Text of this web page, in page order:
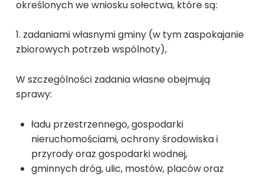
określonych we wniosku sołectwa, które są:
1. zadaniami własnymi gminy (w tym zaspokajanie
zbiorowych potrzeb wspólnoty),
W szczególności zadania własne obejmują
sprawy:
ładu przestrzennego, gospodarki
nieruchomościami, ochrony środowiska i
przyrody oraz gospodarki wodnej,
gminnych dróg, ulic, mostów, placów oraz